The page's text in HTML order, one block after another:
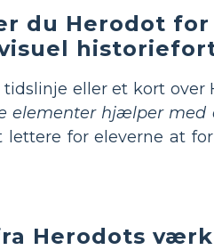
du Herodot for
eller et kort over
elementer hjælper med
lettere for eleverne at
Herodots værk